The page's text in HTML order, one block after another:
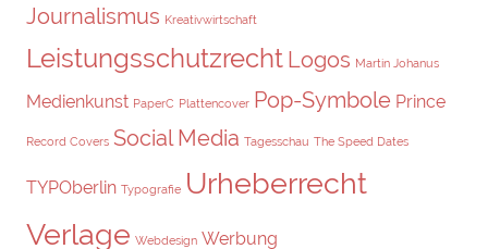
Journalismus Kreativwirtschaft
Leistungsschutzrecht Logos Martin Johanus
Medienkunst PaperC Plattencover Pop-Symbole Prince
Record Covers Social Media Tagesschau The Speed Dates
TYPOberlin Typografie Urheberrecht
Verlage Webdesign Werbung